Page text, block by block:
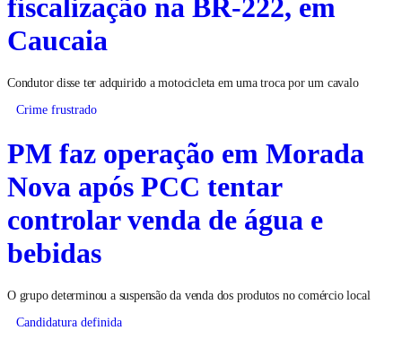
fiscalização na BR-222, em
Caucaia
Condutor disse ter adquirido a motocicleta em uma troca por um cavalo
Crime frustrado
PM faz operação em Morada
Nova após PCC tentar
controlar venda de água e
bebidas
O grupo determinou a suspensão da venda dos produtos no comércio local
Candidatura definida